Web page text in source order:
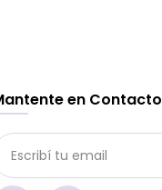
en Contacto